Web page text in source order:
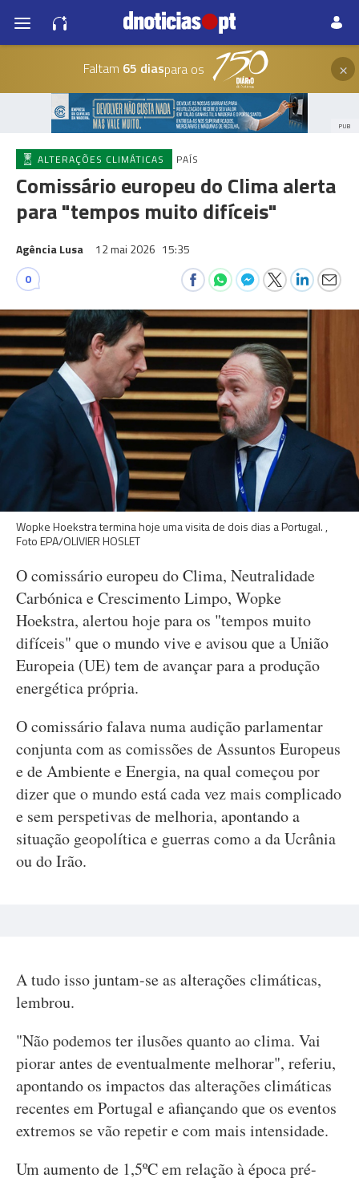
Faltam 65 diaspara os ×
PUB
ALTERAÇÕES CLIMÁTICAS PAÍS
Comissário europeu do Clima alerta
para "tempos muito difíceis"
Agência Lusa 12 mai 2026 15:35
0
Wopke Hoekstra termina hoje uma visita de dois dias a Portugal. ,
Foto EPA/OLIVIER HOSLET
O comissário europeu do Clima, Neutralidade
Carbónica e Crescimento Limpo, Wopke
Hoekstra, alertou hoje para os "tempos muito
difíceis" que o mundo vive e avisou que a União
Europeia (UE) tem de avançar para a produção
energética própria.
O comissário falava numa audição parlamentar
conjunta com as comissões de Assuntos Europeus
e de Ambiente e Energia, na qual começou por
dizer que o mundo está cada vez mais complicado
e sem perspetivas de melhoria, apontando a
situação geopolítica e guerras como a da Ucrânia
ou do Irão.
A tudo isso juntam-se as alterações climáticas,
lembrou.
"Não podemos ter ilusões quanto ao clima. Vai
piorar antes de eventualmente melhorar", referiu,
apontando os impactos das alterações climáticas
recentes em Portugal e afiançando que os eventos
extremos se vão repetir e com mais intensidade.
Um aumento de 1,5ºC em relação à época pré-